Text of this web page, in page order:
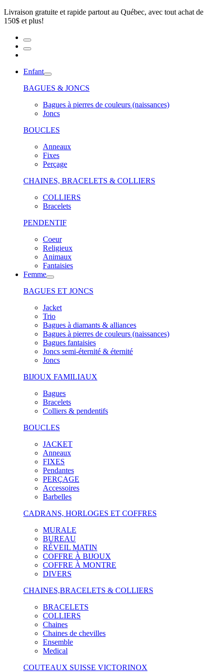
Livraison gratuite et rapide partout au Québec, avec tout achat de
150$ et plus!
Enfant
BAGUES & JONCS
Bagues à pierres de couleurs (naissances)
Joncs
BOUCLES
Anneaux
Fixes
Perçage
CHAINES, BRACELETS & COLLIERS
COLLIERS
Bracelets
PENDENTIF
Coeur
Religieux
Animaux
Fantaisies
Femme
BAGUES ET JONCS
Jacket
Trio
Bagues à diamants & alliances
Bagues à pierres de couleurs (naissances)
Bagues fantaisies
Joncs semi-éternité & éternité
Joncs
BIJOUX FAMILIAUX
Bagues
Bracelets
Colliers & pendentifs
BOUCLES
JACKET
Anneaux
FIXES
Pendantes
PERÇAGE
Accessoires
Barbelles
CADRANS, HORLOGES ET COFFRES
MURALE
BUREAU
RÉVEIL MATIN
COFFRE À BIJOUX
COFFRE À MONTRE
DIVERS
CHAINES,BRACELETS & COLLIERS
BRACELETS
COLLIERS
Chaines
Chaines de chevilles
Ensemble
Medical
COUTEAUX SUISSE VICTORINOX